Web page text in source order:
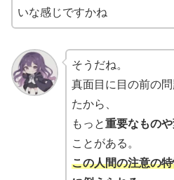
いな感じですかね
そうだね。
真面目に目の前の
たから、
もっと重要なもの
ことがある。
この人間の注意の